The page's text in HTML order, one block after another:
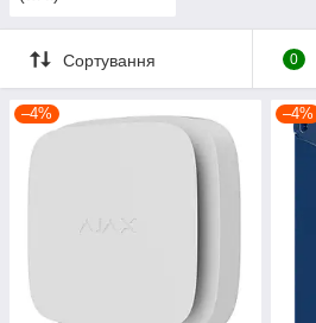
Сортування 0
–4% –4%